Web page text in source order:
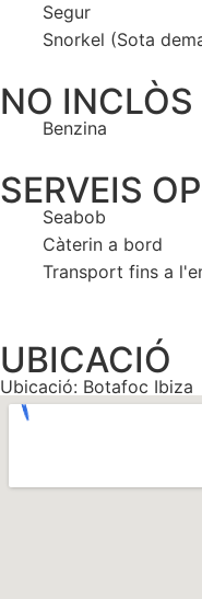
Segur
Snorkel (Sota
NO INCLÒS
Benzina
SERVEIS
Seabob
Càterin a bord
Transport fins a
UBICACIÓ
Ubicació: Botafoc Ibiza